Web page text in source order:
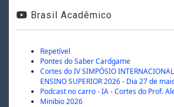
Brasil Acadêmico
Repetível
Pontes do Saber Cardgame
Cortes do IV SIMPÓSIO
ENSINO SUPERIOR 2026 - Dia 27 de
Podcast no carro - IA - Cortes do Prof.
Minibio 2026